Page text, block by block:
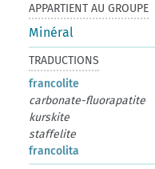
APPARTIENT AU GROUPE
Minéral
TRADUCTIONS
francolite
carbonate-fluorapatite
kurskite
staffelite
francolita